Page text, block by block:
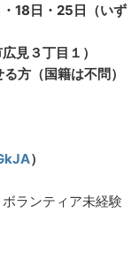
18日・25日（いず
見３丁目１）
方（国籍は不問）
）
ランティア未経験